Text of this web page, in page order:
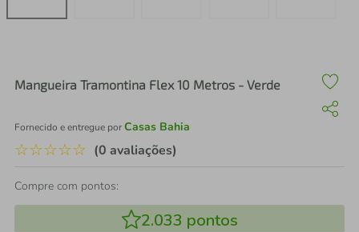
Mangueira Tramontina Flex 10 Metros - Verde
Fornecido e entregue porCasas Bahia
☆☆☆☆☆ (0 avaliações)
Compre com pontos:
2.033 pontos